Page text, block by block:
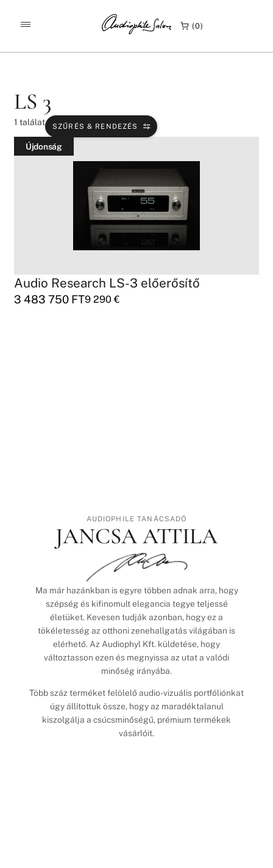
0
KEZDŐLAP TERMÉKEK / LS 3
LS 3
1 találat SZŰRÉS & RENDEZÉS
Újdonság
Audio Research LS-3 előerősítő
3 483 750 FT9 290€
AUDIOPHILE TANÁCSADÓ
JANCSA ATTILA
Ma már hazánkban is egyre többen adnak arra, hogy
szépség és kifinomult elegancia tegye teljessé
életüket. Kevesen tudják azonban, hogy ez a
tökéletesség az otthoni zenehallgatás világában is
elérhető. Az Audiophyl Kft. küldetése, hogy
változtasson ezen és megnyissa az utat a valódi
minőség irányába.
Több száz terméket felölelő audio-vizuális portfóliónkat
úgy állítottuk össze, hogy az maradéktalanul
kiszolgálja a csúcsminőségű, prémium termékek
vásárlóit.